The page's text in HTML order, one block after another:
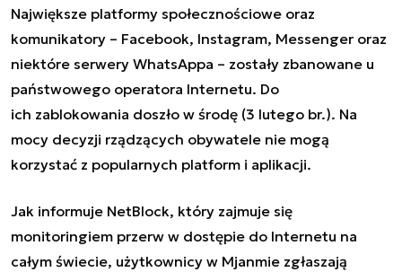
Największe platformy społecznościowe oraz
komunikatory – Facebook, Instagram, Messenger oraz
niektóre serwery WhatsAppa – zostały zbanowane u
państwowego operatora Internetu. Do
ich zablokowania doszło w środę (3 lutego br.). Na
mocy decyzji rządzących obywatele nie mogą
korzystać z popularnych platform i aplikacji.
Jak informuje NetBlock, który zajmuje się
monitoringiem przerw w dostępie do Internetu na
całym świecie, użytkownicy w Mjanmie zgłaszają